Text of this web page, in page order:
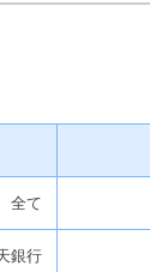
全て
銀行